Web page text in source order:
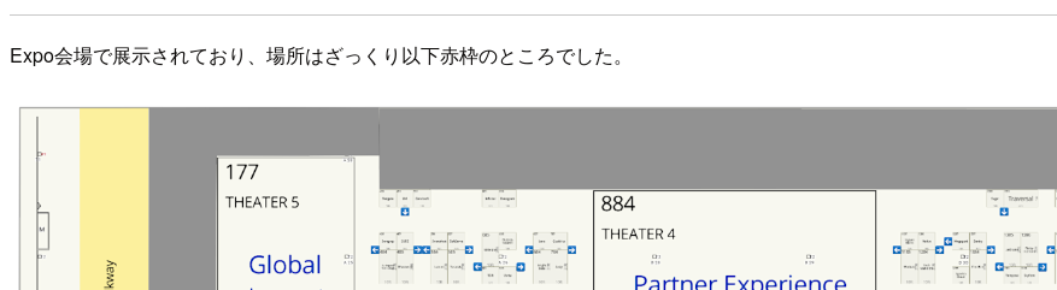
Expo会場で展示されており、場所はざっくり以下赤枠のところでした。